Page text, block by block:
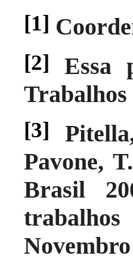
[1]
[2] Essa
[3]
Pavone,
Brasil